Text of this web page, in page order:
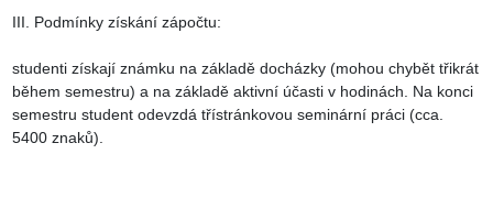
III. Podmínky získání zápočtu:
studenti získají známku na základě docházky (mohou chybět třikrát
během semestru) a na základě aktivní účasti v hodinách. Na konci
semestru student odevzdá třístránkovou seminární práci (cca.
5400 znaků).